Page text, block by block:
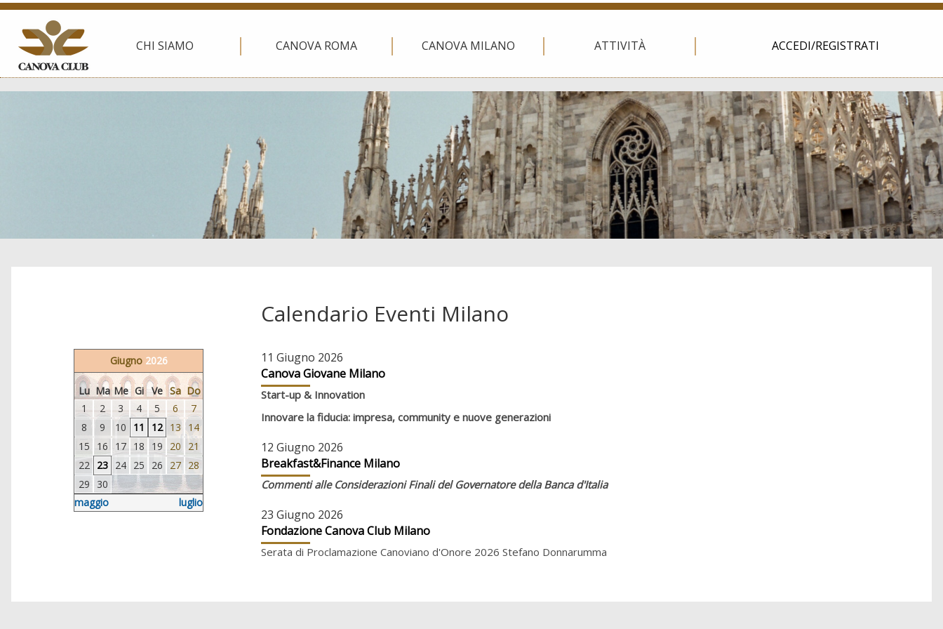
CHI SIAMO CANOVA ROMA CANOVA MILANO ATTIVITÀ ACCEDI/REGISTRATI
Calendario Eventi Milano
Giugno2026
Lu Ma Me Gi Ve Sa Do
1
2 3 4 5 6
7
8
9 10 11 12 13
14
15
16 17 18 19 20
21
22
23 24 25 26 27 28
29 30
maggio
luglio
11 Giugno 2026
Canova Giovane Milano
Start-up & Innovation
Innovare la fiducia: impresa, community e nuove generazioni
12 Giugno 2026
Breakfast&Finance Milano
Commenti alle Considerazioni Finali del Governatore della Banca d'Italia
23 Giugno 2026
Fondazione Canova Club Milano
Serata di Proclamazione Canoviano d'Onore 2026 Stefano Donnarumma